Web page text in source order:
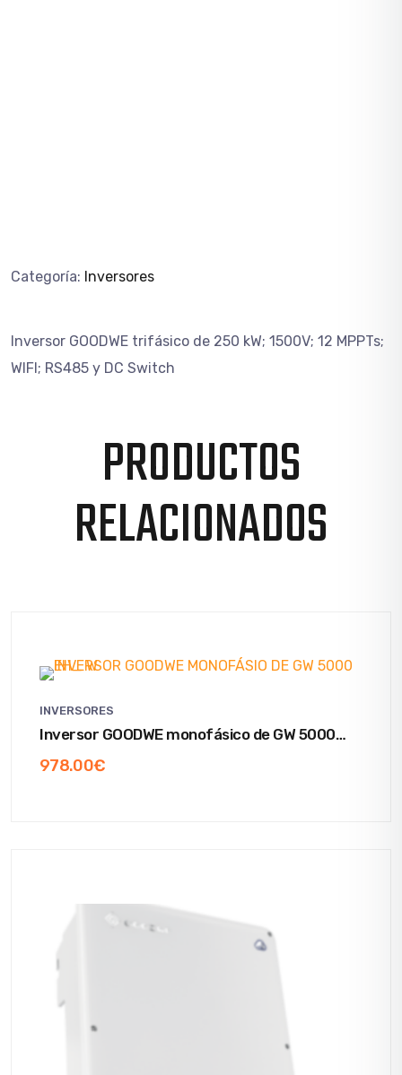
Categoría: Inversores
Inversor GOODWE trifásico de 250 kW; 1500V; 12 MPPTs;
WIFI; RS485 y DC Switch
PRODUCTOS
RELACIONADOS
INVERSORES
Inversor GOODWE monofásico de GW 5000
978.00€